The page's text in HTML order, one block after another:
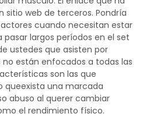
sitio web de terceros. Pondría
cuando necesitan estar
largos períodos en el set
ustedes que asisten por
están enfocados a todas las
son las que
queexista una marcada
abuso al querer cambiar
el rendimiento físico.